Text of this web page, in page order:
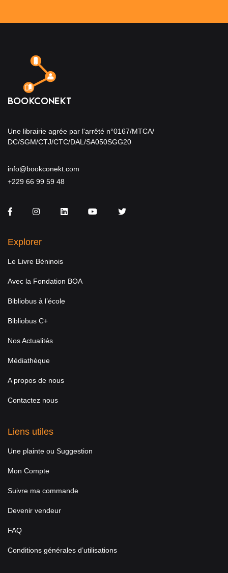
Une librairie agrée par l'arrêté n°0167/MTCA/
DC/SGM/CTJ/CTC/DAL/SA050SGG20
info@bookconekt.com
+229 66 99 59 48
FacebookInstagramLinkedInYou TubeTwitter
Explorer
Le Livre Béninois
Avec la Fondation BOA
Bibliobus à l’école
Bibliobus C+
Nos Actualités
Médiathèque
A propos de nous
Contactez nous
Liens utiles
Une plainte ou Suggestion
Mon Compte
Suivre ma commande
Devenir vendeur
FAQ
Conditions générales d’utilisations